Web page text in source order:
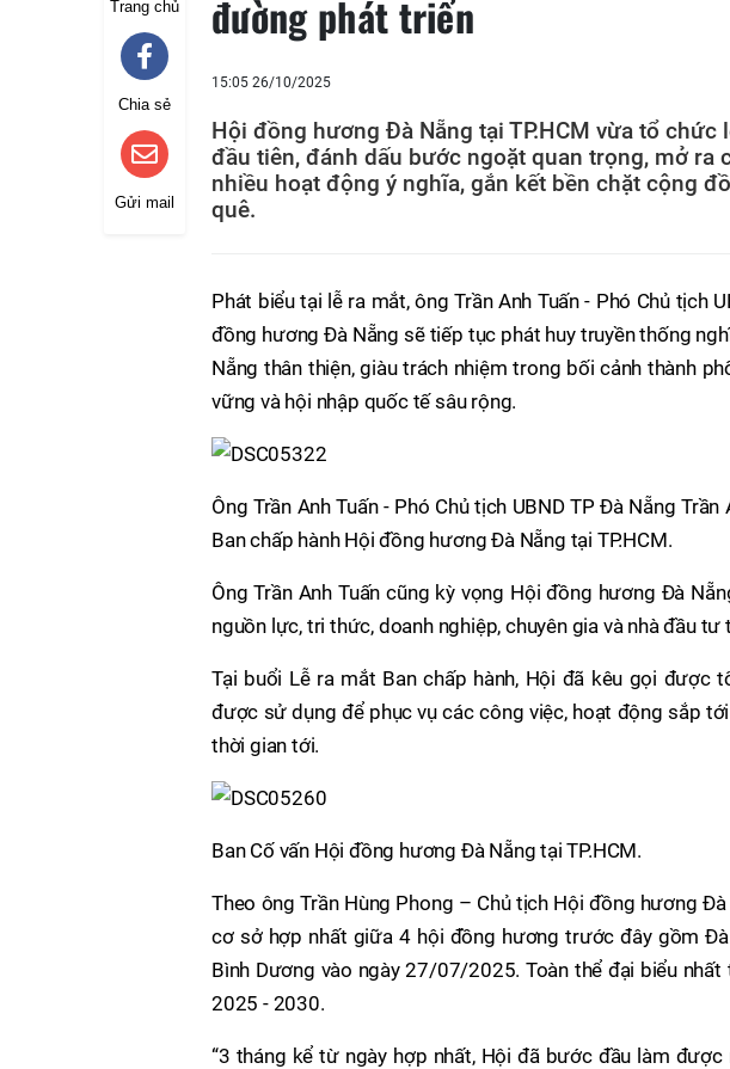
Trang chủ
Chia sẻ
Gửi mail
đường phát triển
15:05 26/10/2025
Hội đồng hương Đà Nẵng tại TP.HCM vừa tổ chức
đầu tiên, đánh dấu bước ngoặt quan trọng, mở ra
nhiều hoạt động ý nghĩa, gắn kết bền chặt cộng
quê.
Phát biểu tại lễ ra mắt, ông Trần Anh Tuấn - Phó Chủ tịch
đồng hương Đà Nẵng sẽ tiếp tục phát huy truyền thống
Nẵng thân thiện, giàu trách nhiệm trong bối cảnh thành
vững và hội nhập quốc tế sâu rộng.
Ông Trần Anh Tuấn - Phó Chủ tịch UBND TP Đà Nẵng
Ban chấp hành Hội đồng hương Đà Nẵng tại TP.HCM.
Ông Trần Anh Tuấn cũng kỳ vọng Hội đồng hương Đà
nguồn lực, tri thức, doanh nghiệp, chuyên gia và nhà đầu
Tại buổi Lễ ra mắt Ban chấp hành, Hội đã kêu gọi được
được sử dụng để phục vụ các công việc, hoạt động sắp
thời gian tới.
Ban Cố vấn Hội đồng hương Đà Nẵng tại TP.HCM.
Theo ông Trần Hùng Phong – Chủ tịch Hội đồng hương
cơ sở hợp nhất giữa 4 hội đồng hương trước đây gồm Đà
Bình Dương vào ngày 27/07/2025. Toàn thể đại biểu
2025 - 2030.
“3 tháng kể từ ngày hợp nhất, Hội đã bước đầu làm được